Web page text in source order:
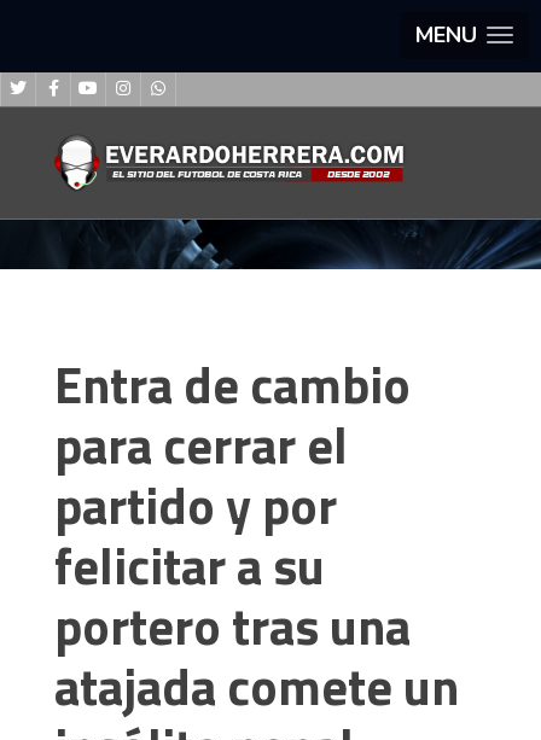
MENU
Entra de cambio
para cerrar el
partido y por
felicitar a su
portero tras una
atajada comete un